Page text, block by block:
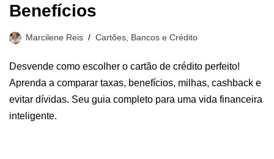
Benefícios
Marcilene Reis Cartões, Bancos e Crédito
Desvende como escolher o cartão de crédito perfeito!
Aprenda a comparar taxas, benefícios, milhas, cashback e
evitar dívidas. Seu guia completo para uma vida financeira
inteligente.